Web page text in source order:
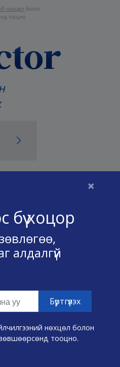
×
хоцор
алдалгүй
нөхцөл болон
тооцно.
нөхцөл болон
тооцно.